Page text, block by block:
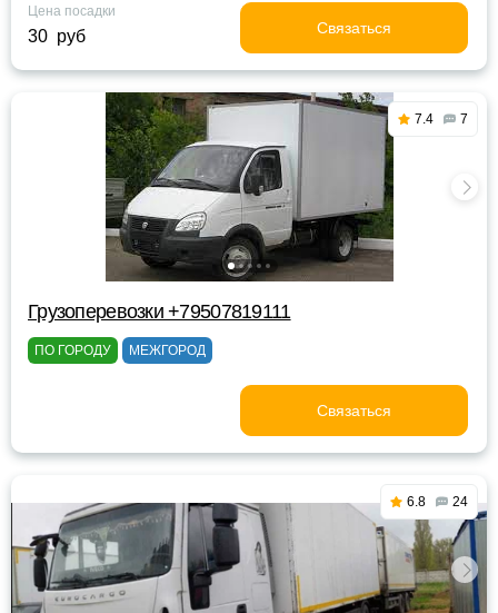
Цена посадки
30 руб Связаться
7.4 7
Грузоперевозки +79507819111
ПО ГОРОДУ МЕЖГОРОД
Связаться
6.8 24